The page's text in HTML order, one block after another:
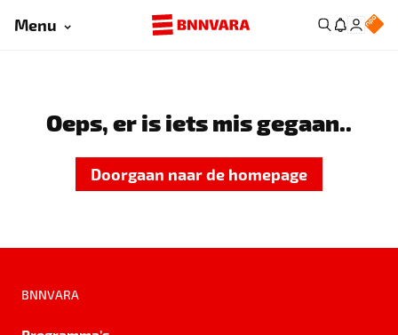
Menu
Oeps, er is iets mis gegaan..
Doorgaan naar de homepage
BNNVARA